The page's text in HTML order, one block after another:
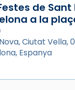
de Barcelona
santes Juliana i
i màrtirs.
història de
Mitjana sorgeix
de Sant
a la
Ciutat Vella,
Espanya